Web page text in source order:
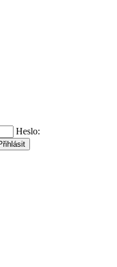
Heslo: